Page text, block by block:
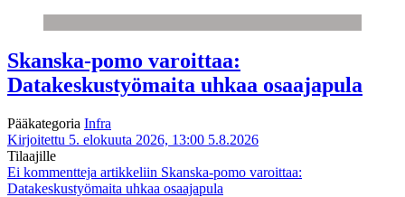
Skanska-pomo varoittaa:
Datakeskustyömaita uhkaa osaajapula
Pääkategoria Infra
Kirjoitettu 5. elokuuta 2026, 13:00 5.8.2026
Tilaajille
Ei kommentteja artikkeliin Skanska-pomo varoittaa:
Datakeskustyömaita uhkaa osaajapula